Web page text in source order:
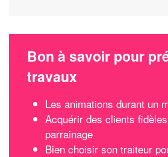
Bon à savoir pour
travaux
Les animations durant un
Acquérir des clients
parrainage
Bien choisir son traiteur